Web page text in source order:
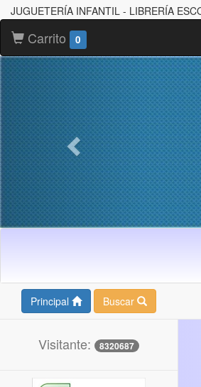
JUGUETERÍA INFANTIL - LIBRERÍA
Carrito 0
Principal Buscar
Visitante: 8320687